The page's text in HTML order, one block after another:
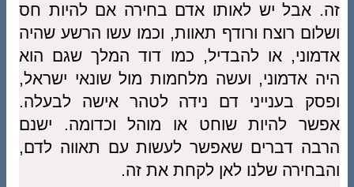
זה. אבל יש לאותו אדם בחירה אם להיות חס
ושלום רוצח ורודף תאוות, וכמו עשו הרשע שהיה
אדמוני, או להבדיל, כמו דוד המלך שגם הוא
היה אדמוני, ועשה מלחמות מול שונאי ישראל,
ופסק בענייני דם נידה לטהר אישה לבעלה.
אפשר להיות שוחט או מוהל וכדומה. ישנם
הרבה דברים שאפשר לעשות עם תאווה לדם,
והבחירה שלנו לאן לקחת את זה.